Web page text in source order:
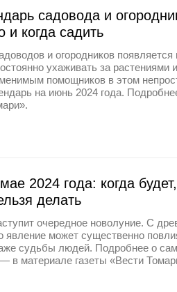
садовода и
и когда садить
и огородников
ухаживать за растениями
помощников в этом
на июнь 2024 года.
2024 года: когда
делать
очередное новолуние. С
явление может существенно
судьбы людей. Подробнее о
в материале газеты «Вести